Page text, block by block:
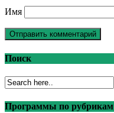
Имя
Поиск
Программы по рубрикам